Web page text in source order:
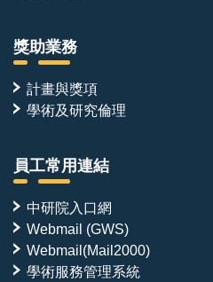
獎助業務
計畫與獎項
學術及研究倫理
員工常用連結
中研院入口網
Webmail (GWS)
Webmail(Mail2000)
學術服務管理系統